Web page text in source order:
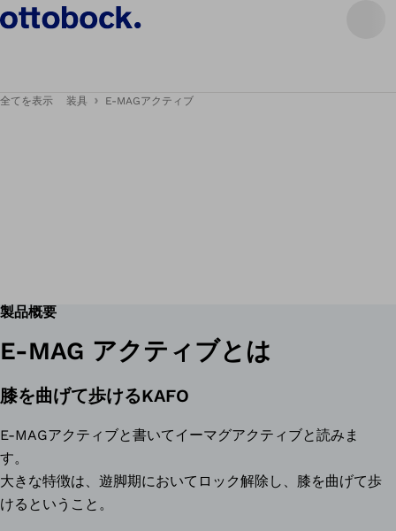
全てを表示 装具 E-MAGアクティブ
製品概要
E-MAG アクティブとは
膝を曲げて歩けるKAFO
E-MAGアクティブと書いてイーマグアクティブと読みま
す。
大きな特徴は、遊脚期においてロック解除し、膝を曲げて歩
けるということ。